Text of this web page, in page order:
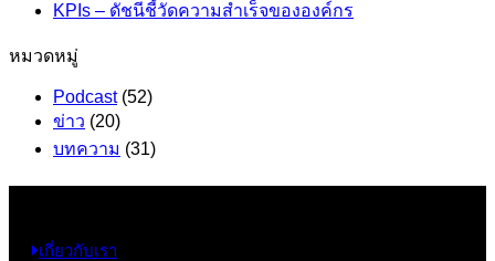
KPIs – ดัชนีชี้วัดความสำเร็จขององค์กร
หมวดหมู่
Podcast(52)
ข่าว (20)
บทความ (31)
เกี่ยวกับเรา